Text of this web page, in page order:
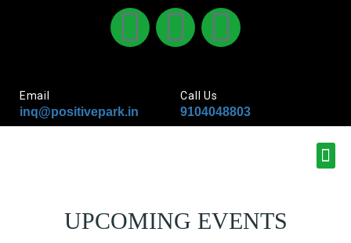
Email
inq@positivepark.in
Call Us
9104048803
UPCOMING EVENTS